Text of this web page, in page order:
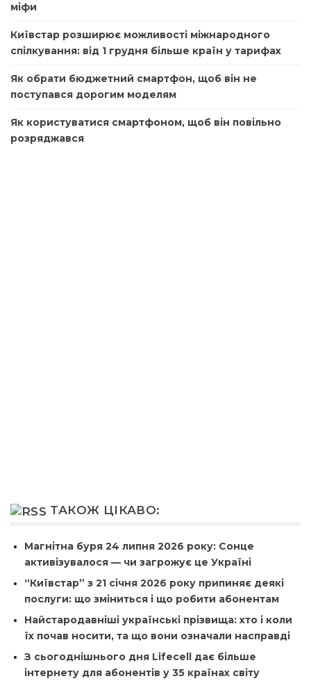
міфи
Київстар розширює можливості міжнародного
спілкування: від 1 грудня більше країн у тарифах
Як обрати бюджетний смартфон, щоб він не
поступався дорогим моделям
Як користуватися смартфоном, щоб він повільно
розряджався
ТАКОЖ ЦІКАВО:
Магнітна буря 24 липня 2026 року: Сонце
активізувалося — чи загрожує це Україні
“Київстар” з 21 січня 2026 року припиняє деякі
послуги: що зміниться і що робити абонентам
Найстародавніші українські прізвища: хто і коли
їх почав носити, та що вони означали насправді
З сьогоднішнього дня Lifecell дає більше
інтернету для абонентів у 35 країнах світу